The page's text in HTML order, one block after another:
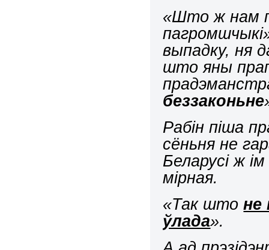
«Што ж нам
пагромшчы
выпадку, ня
што яны
беззаконьне
Рабін піша
сёньня не
Беларусі ж
мірная.
«Так штоне
ўлада».